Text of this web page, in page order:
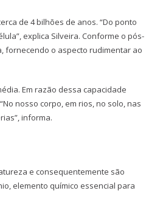
de 4 bilhões de anos. “Do ponto
explica Silveira. Conforme o pós-
fornecendo o aspecto rudimentar ao
Em razão dessa capacidade
nosso corpo, em rios, no solo, nas
informa.
e consequentemente são
elemento químico essencial para